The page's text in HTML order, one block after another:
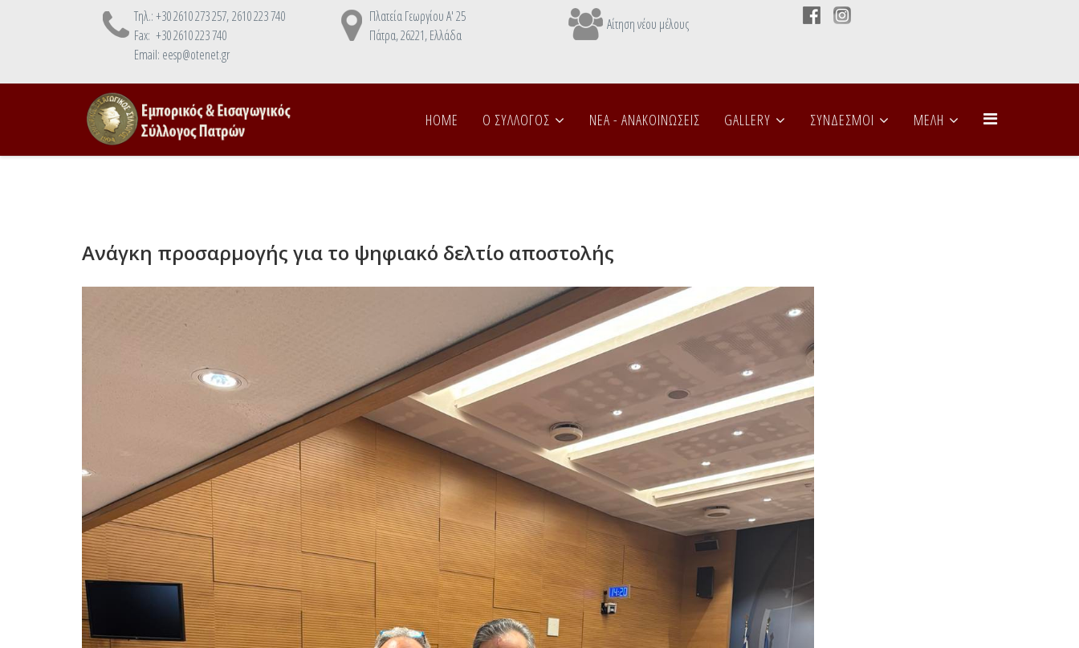
Τηλ.: +30 2610 273 257, 2610 223 740
Fax: +30 2610 223 740
Email: eesp@otenet.gr
Πλατεία Γεωργίου Α' 25
Πάτρα, 26221, Ελλάδα
Αίτηση νέου μέλους
HOME Ο ΣΥΛΛΟΓΟΣ NEA - ANAΚΟΙΝΩΣΕΙΣ GALLERY ΣΥΝΔΕΣΜΟΙ ΜΕΛΗ
Ανάγκη προσαρμογής για το ψηφιακό δελτίο αποστολής